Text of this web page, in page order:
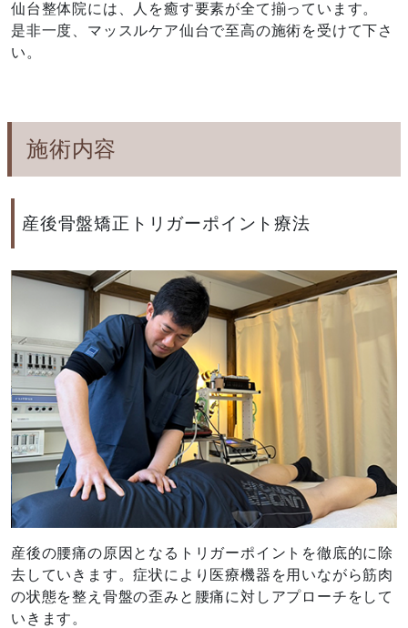
仙台整体院には、人を癒す要素が全て揃っています。
是非一度、マッスルケア仙台で至高の施術を受けて下さ
い。
施術内容
産後骨盤矯正トリガーポイント療法
産後の腰痛の原因となるトリガーポイントを徹底的に除
去していきます。症状により医療機器を用いながら筋肉
の状態を整え骨盤の歪みと腰痛に対しアプローチをして
いきます。